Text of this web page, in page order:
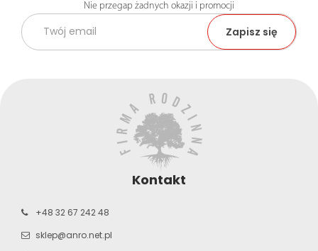
Nie przegap żadnych okazji i promocji
Kontakt
+48 32 67 242 48
sklep@anro.net.pl